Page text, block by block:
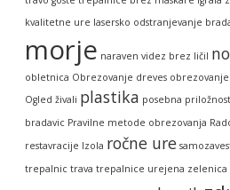
kvalitetne ure lasersko odstranjevanje
morje naraven videz brez ličil
obletnica Obrezovanje dreves obrezovanje
Ogled živali plastika posebna priložnost
bradavic Pravilne metode obrezovanja
restavracije Izola ročne ure
trepalnic trava trepalnice urejena zelenica